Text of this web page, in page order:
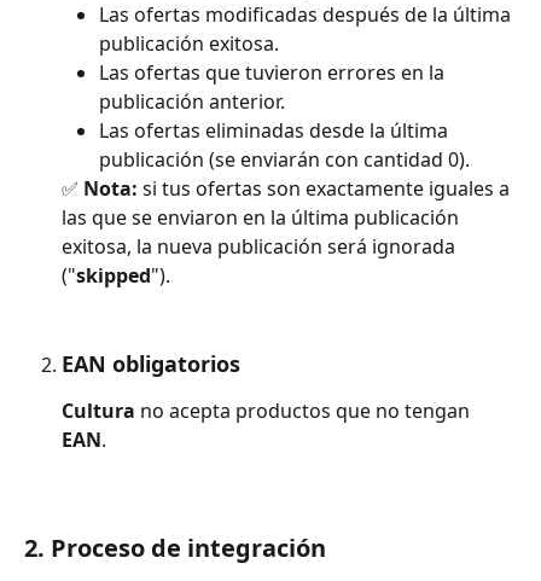
Las ofertas modificadas después de la última
publicación exitosa.
Las ofertas que tuvieron errores en la
publicación anterior.
Las ofertas eliminadas desde la última
publicación (se enviarán con cantidad 0).
✅ Nota: si tus ofertas son exactamente iguales a
las que se enviaron en la última publicación
exitosa, la nueva publicación será ignorada
("skipped").
EAN obligatorios
Cultura no acepta productos que no tengan
EAN.
2. Proceso de integración